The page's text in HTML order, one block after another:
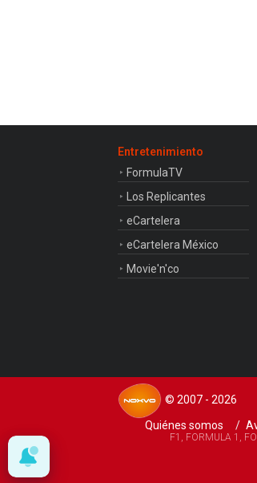
Entretenimiento
FormulaTV
Los Replicantes
eCartelera
eCartelera México
Movie'n'co
© 2007 - 2026
Quiénes somos
F1, FORMULA 1,